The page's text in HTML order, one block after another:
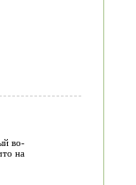
во-
на